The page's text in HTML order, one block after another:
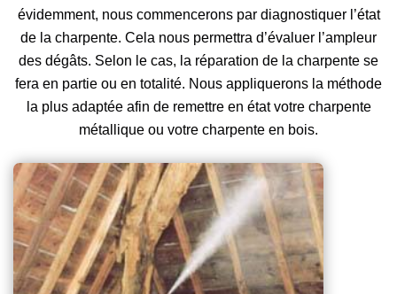
évidemment, nous commencerons par diagnostiquer l’état
de la charpente. Cela nous permettra d’évaluer l’ampleur
des dégâts. Selon le cas, la réparation de la charpente se
fera en partie ou en totalité. Nous appliquerons la méthode
la plus adaptée afin de remettre en état votre charpente
métallique ou votre charpente en bois.